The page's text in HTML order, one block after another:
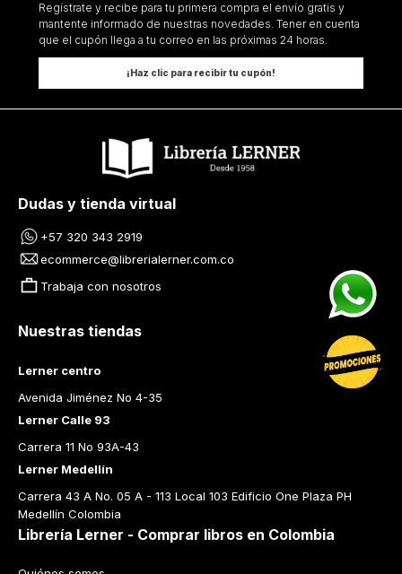
Regístrate y recibe para tu primera compra el envío gratis y
mantente informado de nuestras novedades. Tener en cuenta
que el cupón llega a tu correo en las próximas 24 horas.
¡Haz clic para recibir tu cupón!
Dudas y tienda virtual
+57 320 343 2919
ecommerce@librerialerner.com.co
Trabaja con nosotros
Nuestras tiendas
Lerner centro
Avenida Jiménez No 4-35
Lerner Calle 93
Carrera 11 No 93A-43
Lerner Medellín
Carrera 43 A No. 05 A - 113 Local 103 Edificio One Plaza PH
Medellín Colombia
Librería Lerner - Comprar libros en Colombia